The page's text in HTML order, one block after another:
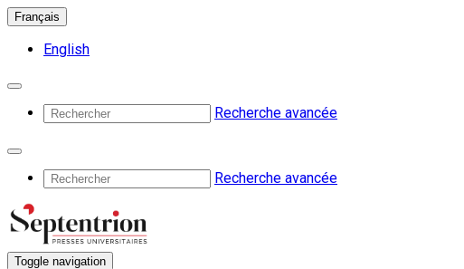
Français
English
Recherche avancée
Recherche avancée
Toggle navigation